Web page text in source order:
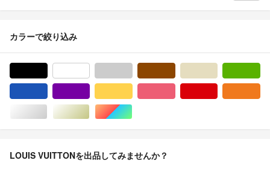
カラーで絞り込み
シルバー/銀色系ゴールド/金色系マルチカラー
LOUIS VUITTONを出品してみませんか？